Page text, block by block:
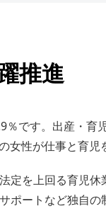
推進
です。出産・育
性が仕事と育児
定を上回る育児
ポートなど独自